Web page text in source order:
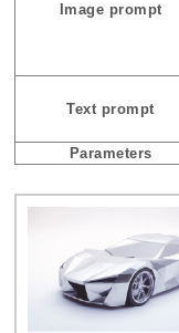
Image prompt
Text prompt
Parameters